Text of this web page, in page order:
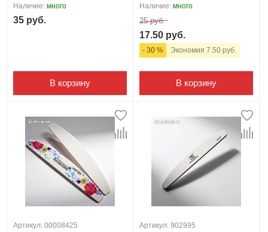
Наличие: много
35 руб.
В корзину
Наличие: много
25 руб.
17.50 руб.
- 30 % Экономия 7.50 руб.
В корзину
Артикул: 00008425 Артикул: 902995